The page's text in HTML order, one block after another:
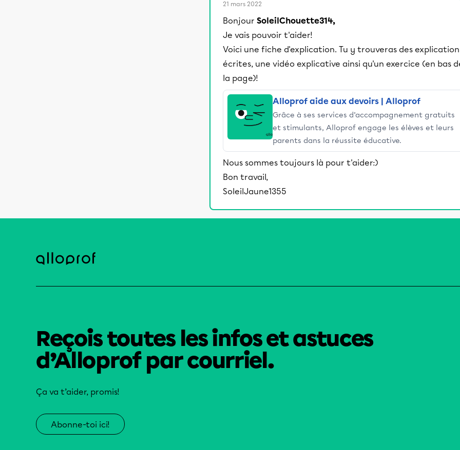
21 mars 2022
Bonjour SoleilChouette314,
Je vais pouvoir t'aider!
Voici une fiche d'explication. Tu y trouveras des
écrites, une vidéo explicative ainsi qu'un exercice (en bas
la page)!
Alloprof aide aux devoirs | Alloprof
Grâce à ses services d’accompagnement gratuits
et stimulants, Alloprof engage les élèves et leurs
parents dans la réussite éducative.
Nous sommes toujours là pour t'aider:)
Bon travail,
SoleilJaune1355
Reçois toutes les infos et astuces
d’Alloprof par courriel.
Ça va t’aider, promis!
Abonne-toi ici!